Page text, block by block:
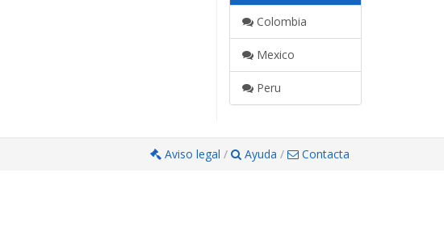
Colombia
Mexico
Peru
Aviso legal / Ayuda / Contacta